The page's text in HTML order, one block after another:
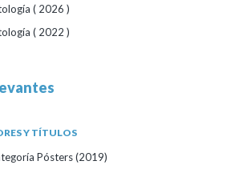
( 2026 )
( 2022 )
Y TÍTULOS
Pósters(2019)